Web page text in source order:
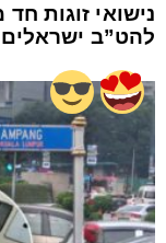
נישואי זוגות
להט”ב